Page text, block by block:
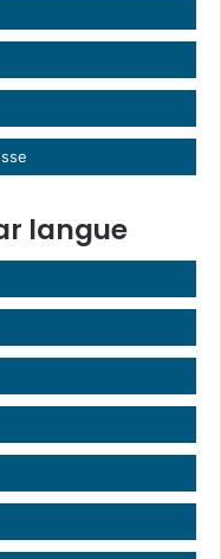
langue